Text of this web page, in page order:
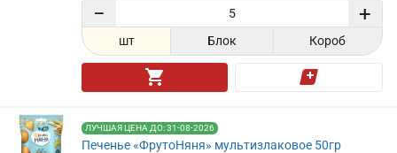
− +
шт Блок Короб
ЛУЧШАЯ ЦЕНА ДО: 31-08-2026
Печенье «ФрутоНяня» мультизлаковое 50гр